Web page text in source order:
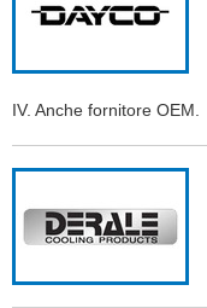
IV. Anche fornitore OEM.